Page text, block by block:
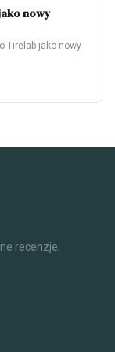
nowy
Tirelab jako nowy
recenzje,